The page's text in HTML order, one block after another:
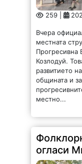
259 |
Вчера
местната
Прогресивна
Козлодуй.
развитието
общината и
местно...
огласи